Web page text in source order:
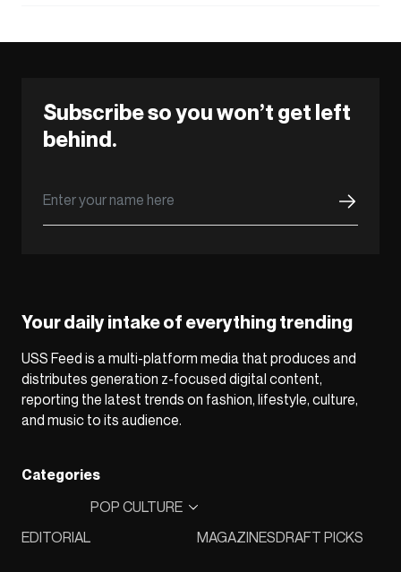
Subscribe so you won’t get left
behind.
Your daily intake of everything trending
USS Feed is a multi-platform media that produces and
distributes generation z-focused digital content,
reporting the latest trends on fashion, lifestyle, culture,
and music to its audience.
Categories
EDITORIAL
POP CULTURE
MAGAZINESDRAFT PICKS